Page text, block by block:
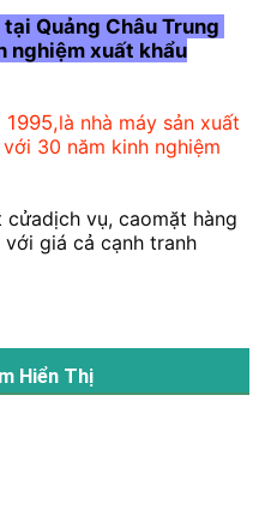
Quảng Châu Trung
nghiệm xuất khẩu
là nhà máy sản xuất
30 năm kinh nghiệm
cửadịch vụ, caomặt hàng
giá cả cạnh tranh
Hiển Thị